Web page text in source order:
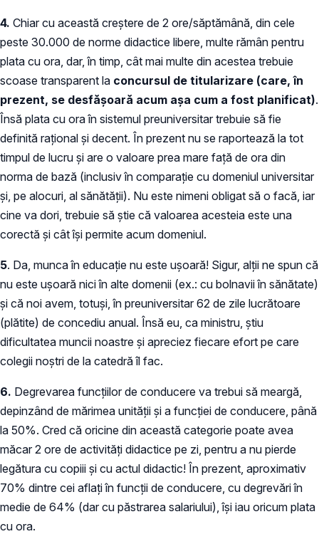
4. Chiar cu această creștere de 2 ore/săptămână, din cele
peste 30.000 de norme didactice libere, multe rămân pentru
plata cu ora, dar, în timp, cât mai multe din acestea trebuie
scoase transparent la concursul de titularizare (care, în
prezent, se desfășoară acum așa cum a fost planificat).
Însă plata cu ora în sistemul preuniversitar trebuie să fie
definită rațional și decent. În prezent nu se raportează la tot
timpul de lucru și are o valoare prea mare față de ora din
norma de bază (inclusiv în comparație cu domeniul universitar
și, pe alocuri, al sănătății). Nu este nimeni obligat să o facă, iar
cine va dori, trebuie să știe că valoarea acesteia este una
corectă și cât își permite acum domeniul.
5. Da, munca în educație nu este ușoară! Sigur, alții ne spun că
nu este ușoară nici în alte domenii (ex.: cu bolnavii în sănătate)
și că noi avem, totuși, în preuniversitar 62 de zile lucrătoare
(plătite) de concediu anual. Însă eu, ca ministru, știu
dificultatea muncii noastre și apreciez fiecare efort pe care
colegii noștri de la catedră îl fac.
6. Degrevarea funcțiilor de conducere va trebui să meargă,
depinzând de mărimea unității și a funcției de conducere, până
la 50%. Cred că oricine din această categorie poate avea
măcar 2 ore de activități didactice pe zi, pentru a nu pierde
legătura cu copiii și cu actul didactic! În prezent, aproximativ
70% dintre cei aflați în funcții de conducere, cu degrevări în
medie de 64% (dar cu păstrarea salariului), își iau oricum plata
cu ora.